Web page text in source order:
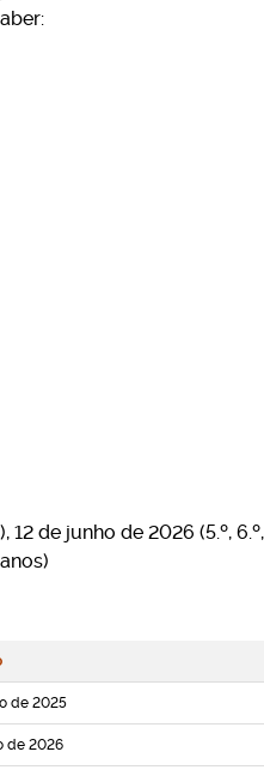
de junho de 2026 (5.º,
de 2025
de 2026